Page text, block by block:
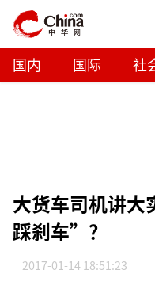
国内 国际 社
大货车司机讲
踩刹车”？
2017-01-14 18:51:23